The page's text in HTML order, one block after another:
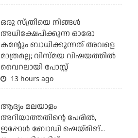
ഒരു സ്ത്രീയെ നിങ്ങള്‍
അധിക്ഷേപിക്കുന്ന ഓരോ
കമന്റും ബാധിക്കുന്നത് അവളെ
മാത്രമല്ല; വിസ്മയ വിഷയത്തില്‍
വൈറലായി പോസ്റ്റ്
13 hours ago
ആദ്യം മലയാളം
അറിയാത്തതിന്റെ പേരില്‍,
ഇപ്പോള്‍ ബോഡി ഷെയ്മിങ്...